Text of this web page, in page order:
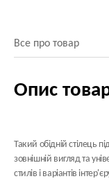
Все про товар
Опис
Такий обідній стілець
зовнішній вигляд та
стилів і варіантів